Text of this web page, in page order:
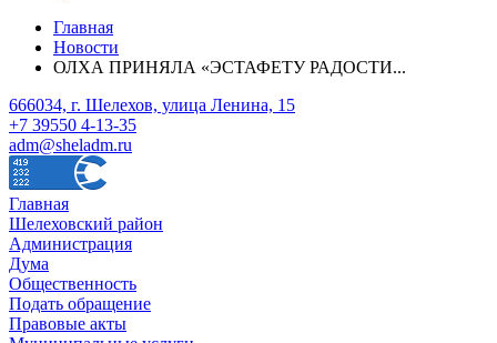
Главная
Новости
ОЛХА ПРИНЯЛА «ЭСТАФЕТУ РАДОСТИ...
666034, г. Шелехов, улица Ленина, 15
+7 39550 4-13-35
adm@sheladm.ru
Главная
Шелеховский район
Администрация
Дума
Общественность
Подать обращение
Правовые акты